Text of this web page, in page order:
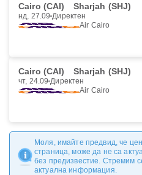
Cairo (CAI) Sharjah (SHJ)
нд, 27.09 Директен
Air Cairo
Cairo (CAI) Sharjah (SHJ)
чт, 24.09 Директен
Air Cairo
Моля, имайте предвид, че
страница, може да не са
без предизвестие. Стремим
актуална информация.